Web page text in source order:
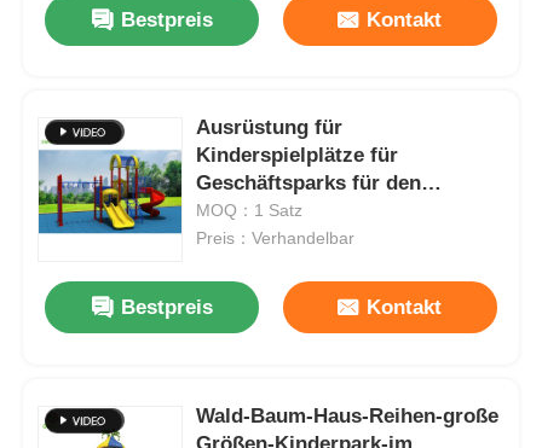
Qualitätskontrolle
Kontakt mit uns
Neuigkeiten
Rechtssachen
Park-Spielplatzdesign
Bestpreis Kontakt
Ausrüstung für
Kinderspielplätze für
Geschäftsparks für den
Direktverkauf
MOQ：1 Satz
Preis：Verhandelbar
Bestpreis Kontakt
Wald-Baum-Haus-Reihen-große
Größen-Kinderpark-im